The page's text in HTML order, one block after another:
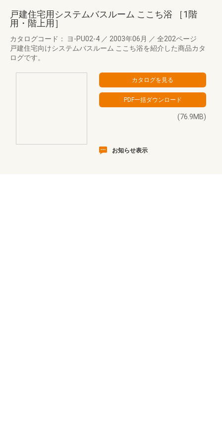
戸建住宅用システムバスルーム ここち浴 ［1階
用・階上用］
カタログコード： ヨ-PU02-4 ／ 2003年06月 ／ 全202ページ
戸建住宅向けシステムバスルーム ここち浴を紹介した商品カタ
ログです。
(76.9MB)
お知らせ表示